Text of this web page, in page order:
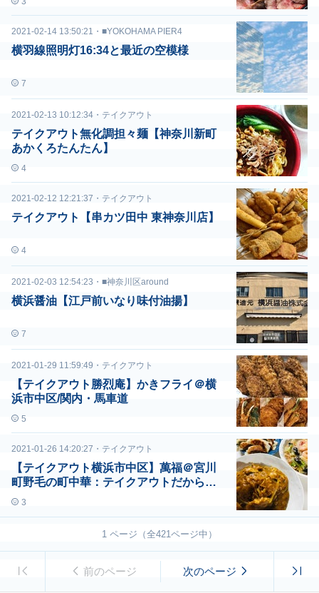
2021-02-14 13:50:21 ・ ■YOKOHAMA PIER4
横羽線照明灯16:34と最近の空模様
7
2021-02-13 10:12:34 ・ テイクアウト
テイクアウト無化調担々麺【神奈川新町
あかくろたんたん】
4
2021-02-12 12:21:37 ・ テイクアウト
テイクアウト【串カツ田中 東神奈川店】
4
2021-02-03 12:54:23 ・ ■神奈川区around
横浜醤油【江戸前いなり味付油揚】
7
2021-01-29 11:59:49 ・ テイクアウト
【テイクアウト勝烈庵】かきフライ＠横
浜市中区/関内・馬車道
5
2021-01-26 14:20:27 ・ テイクアウト
【テイクアウト横浜市中区】萬福＠宮川
町野毛の町中華：テイクアウトだからで
きること
3
1 ページ（全421ページ中）
前のページ 次のページ